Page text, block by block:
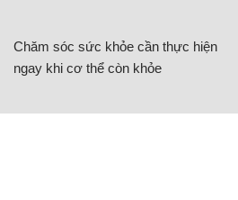
Chăm sóc sức khỏe cần thực hiện
ngay khi cơ thể còn khỏe